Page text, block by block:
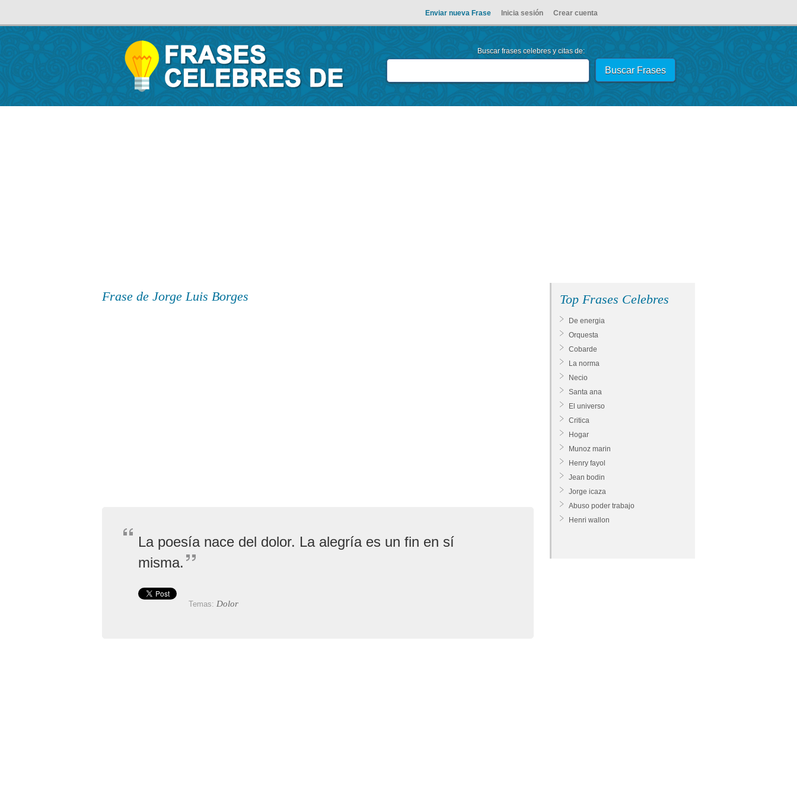
Enviar nueva Frase Inicia sesión Crear cuenta
Buscar frases celebres y citas de:
Frase de Jorge Luis Borges
La poesía nace del dolor. La alegría es un fin en sí
misma.
Temas: Dolor
Top Frases Celebres
De energia
Orquesta
Cobarde
La norma
Necio
Santa ana
El universo
Critica
Hogar
Munoz marin
Henry fayol
Jean bodin
Jorge icaza
Abuso poder trabajo
Henri wallon